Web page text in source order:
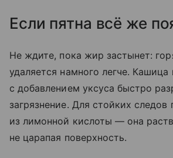
Если пятна всё же
Не ждите, пока жир застынет:
удаляется намного легче.
с добавлением уксуса быстро
загрязнение. Для стойких следов
из лимонной кислоты — она
не царапая поверхность.